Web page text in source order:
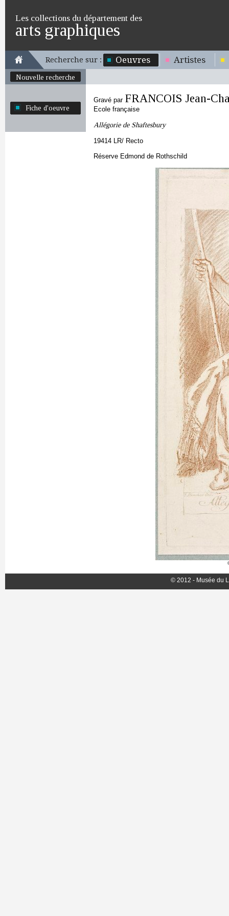
Les collections du département des
arts graphiques
Recherche sur : Oeuvres Artistes
Nouvelle recherche
Fiche d'oeuvre
Gravé par FRANCOIS Jean-
Ecole française
Allégorie de Shaftesbury
19414 LR/ Recto
Réserve Edmond de Rothschild
© 2012 - Musée du